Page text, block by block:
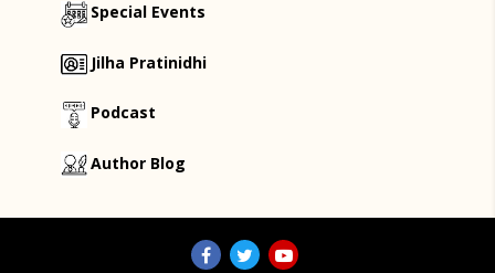
Special Events
Jilha Pratinidhi
Podcast
Author Blog